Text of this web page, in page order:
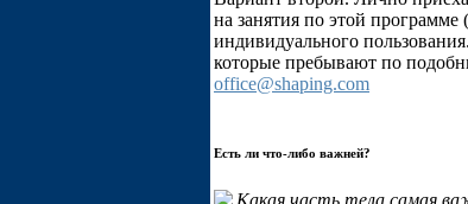
на занятия по этой
индивидуального
которые пребывают по
office@shaping.com
Есть ли что-либо важней?
Какая часть тела самая